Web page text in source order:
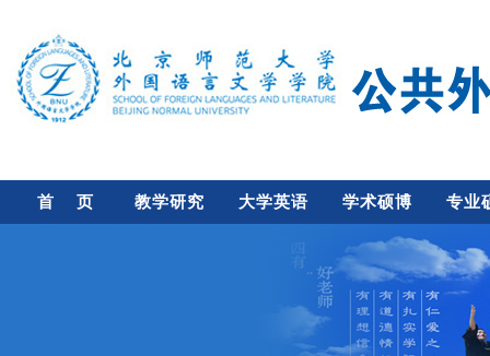
首 页 教学研究 大学英语 学术硕博 专业